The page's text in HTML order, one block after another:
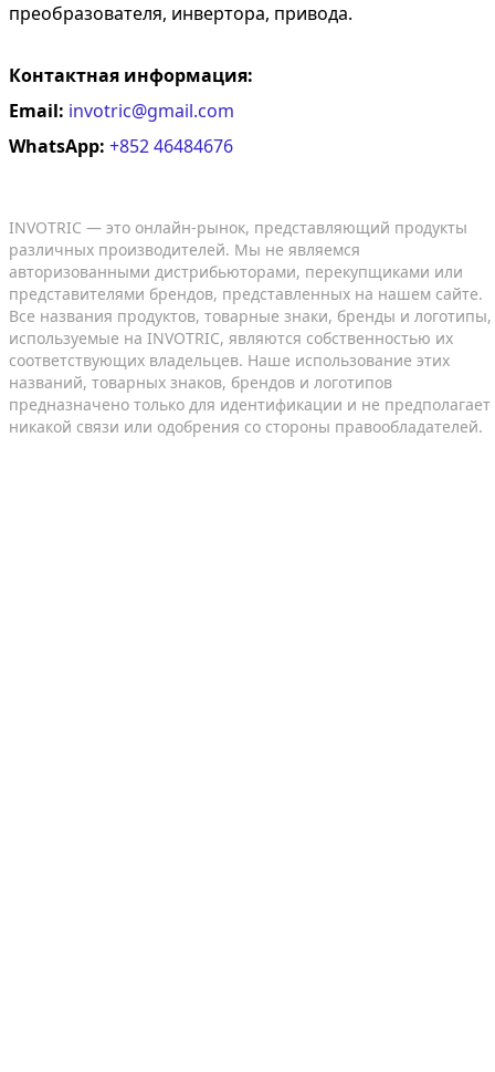
преобразователя, инвертора, привода.
Контактная информация:
Email: invotric@gmail.com
WhatsApp: +852 46484676
INVOTRIC — это онлайн-рынок, представляющий продукты
различных производителей. Мы не являемся
авторизованными дистрибьюторами, перекупщиками или
представителями брендов, представленных на нашем сайте.
Все названия продуктов, товарные знаки, бренды и логотипы,
используемые на INVOTRIC, являются собственностью их
соответствующих владельцев. Наше использование этих
названий, товарных знаков, брендов и логотипов
предназначено только для идентификации и не предполагает
никакой связи или одобрения со стороны правообладателей.